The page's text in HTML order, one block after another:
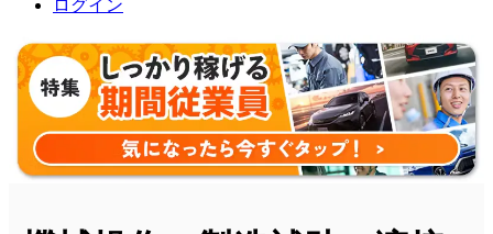
ログイン